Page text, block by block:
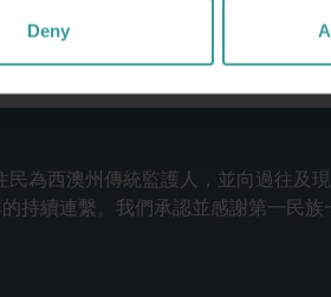
Deny
民為西澳州傳統監護人，並向過往及
持續連繫。我們承認並感謝第一民